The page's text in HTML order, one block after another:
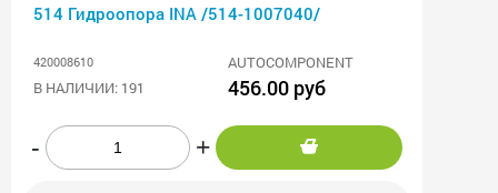
514 Гидроопора INA /514-1007040/
420008610
AUTOCOMPONENT
В НАЛИЧИИ: 191
456.00 руб
- +